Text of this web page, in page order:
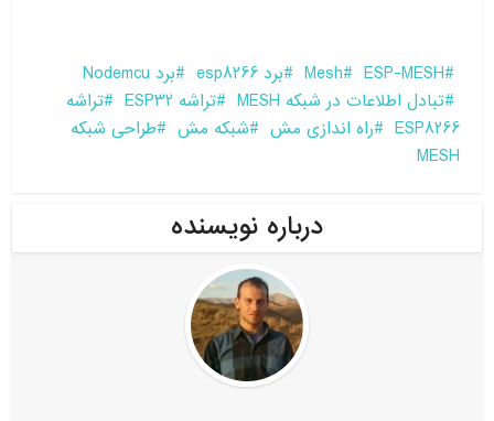
ESP-MESH
Mesh برد esp8266
برد Nodemcu
تبادل اطلاعات در شبکه MESH
تراشه ESP32
تراشه
ESP8266
راه اندازی مش شبکه مش
طراحی شبکه
MESH
درباره نویسنده